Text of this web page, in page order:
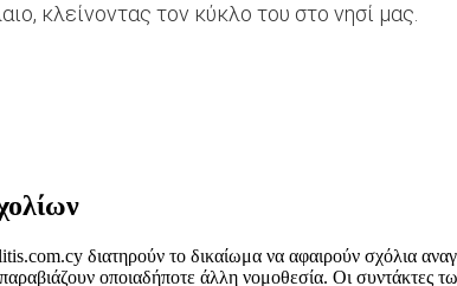
κλείνοντας τον κύκλο του στο νησί μας.
διατηρούν το δικαίωμα να αφαιρούν σχόλια
οποιαδήποτε άλλη νομοθεσία. Οι